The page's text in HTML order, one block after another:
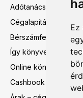
Ez
Adótanácsadás
Cégalapítás előtti
Bérszámfejtés
Így könyvelünk mi
Online könyvelés
Cashbook